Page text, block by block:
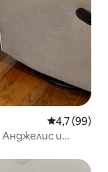
Средна
4,7 (99)
Анджелис и